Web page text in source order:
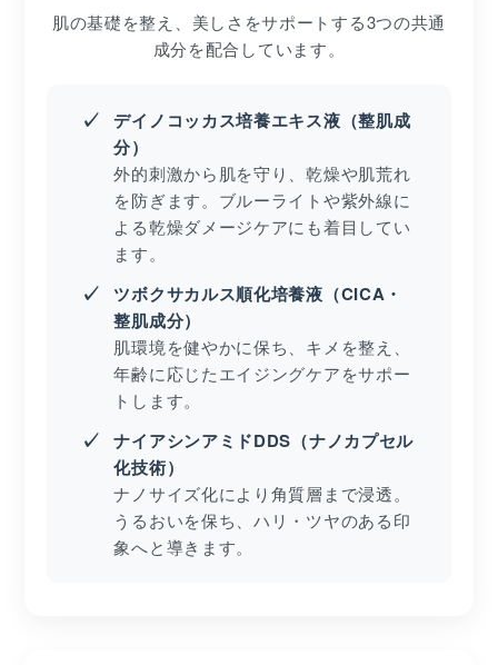
肌の基礎を整え、美しさをサポートする3つの共通
成分を配合しています。
デイノコッカス培養エキス液（整肌成
分）
外的刺激から肌を守り、乾燥や肌荒れ
を防ぎます。ブルーライトや紫外線に
よる乾燥ダメージケアにも着目してい
ます。
ツボクサカルス順化培養液（CICA・
整肌成分）
肌環境を健やかに保ち、キメを整え、
年齢に応じたエイジングケアをサポー
トします。
ナイアシンアミドDDS（ナノカプセル
化技術）
ナノサイズ化により角質層まで浸透。
うるおいを保ち、ハリ・ツヤのある印
象へと導きます。